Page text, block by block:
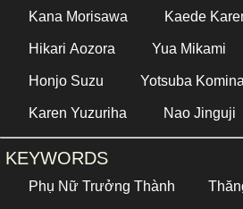
Kana Morisawa Kaede
Hikari Aozora Yua Mikami
Honjo Suzu Yotsuba
Karen Yuzuriha Nao Jinguji
KEYWORDS
Phụ Nữ Trưởng Thành